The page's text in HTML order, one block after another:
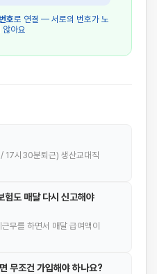
호로 연결 — 서로의 번호가 노
않아요
17시30분퇴근) 생산교대직
험도 매달 다시 신고해야
무를 하면서 매달 급여액이
무조건 가입해야 하나요?